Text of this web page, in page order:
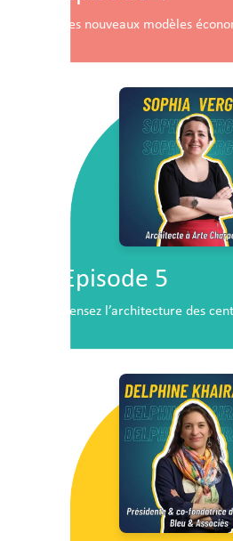
Les nouveaux modèles
Episode 5
Pensez l’architecture des